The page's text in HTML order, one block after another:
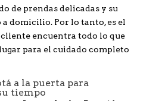
de prendas delicadas y su
domicilio. Por lo tanto, es el
encuentra todo lo que
para el cuidado completo
a la puerta para
tiempo